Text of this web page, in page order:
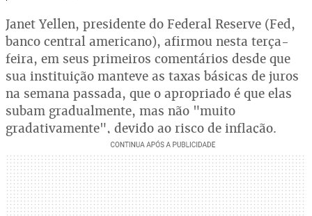
Janet Yellen, presidente do Federal Reserve (Fed,
banco central americano), afirmou nesta terça-
feira, em seus primeiros comentários desde que
sua instituição manteve as taxas básicas de juros
na semana passada, que o apropriado é que elas
subam gradualmente, mas não "muito
gradativamente", devido ao risco de inflação.